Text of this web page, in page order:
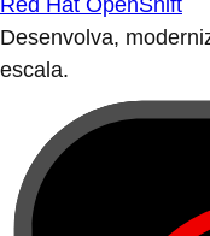
Red Hat OpenShift
Desenvolva,
escala.